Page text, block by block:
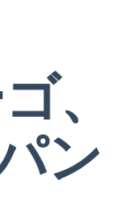
、
ン